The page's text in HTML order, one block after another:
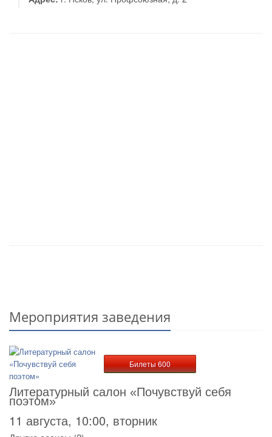
Мероприятия заведения
Билеты 600
Литературный салон «Почувствуй себя
поэтом»
11 августа, 10:00, вторник